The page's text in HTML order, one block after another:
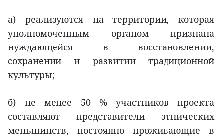
а) реализуются на территории, которая
уполномоченным органом признана
нуждающейся в восстановлении,
сохранении и развитии традиционной
культуры;
б) не менее 50 % участников проекта
составляют представители этнических
меньшинств, постоянно проживающие в